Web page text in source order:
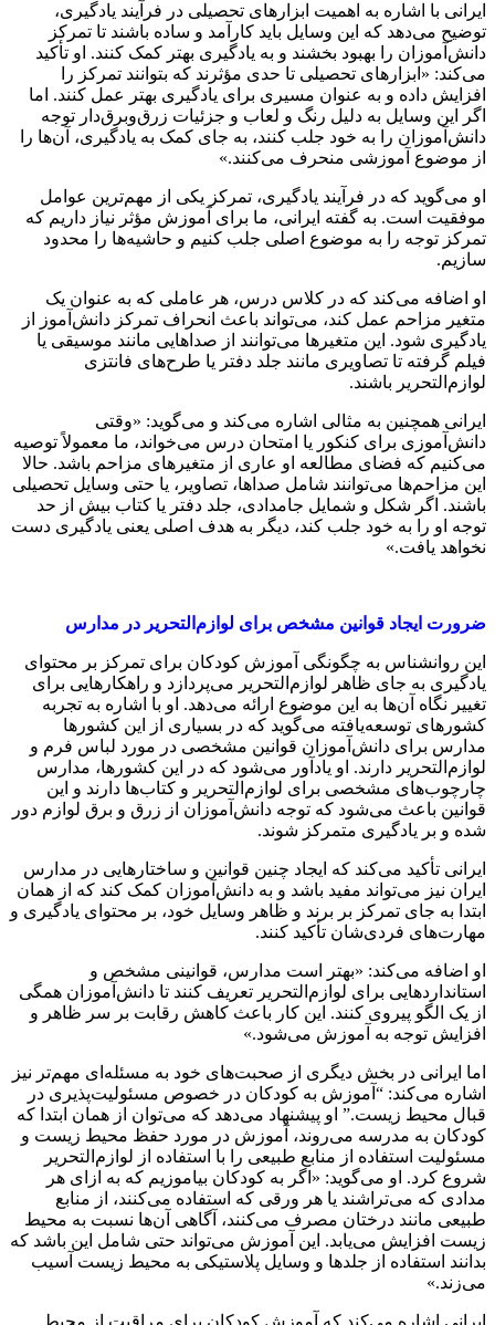
ایرانی با اشاره به اهمیت ابزارهای تحصیلی در فرآیند یادگیری،
توضیح می‌دهد که این وسایل باید کارآمد و ساده باشند تا تمرکز
دانش‌آموزان را بهبود بخشند و به یادگیری بهتر کمک کنند. او تأکید
می‌کند: «ابزارهای تحصیلی تا حدی مؤثرند که بتوانند تمرکز را
افزایش داده و به عنوان مسیری برای یادگیری بهتر عمل کنند. اما
اگر این وسایل به دلیل رنگ و لعاب و جزئیات زرق‌وبرق‌دار توجه
دانش‌آموزان را به خود جلب کنند، به جای کمک به یادگیری، آن‌ها را
از موضوع آموزشی منحرف می‌کنند.»
او می‌گوید که در فرآیند یادگیری، تمرکز یکی از مهم‌ترین عوامل
موفقیت است. به گفته ایرانی، ما برای آموزش مؤثر نیاز داریم که
تمرکز توجه را به موضوع اصلی جلب کنیم و حاشیه‌ها را محدود
سازیم.
او اضافه می‌کند که در کلاس درس، هر عاملی که به عنوان یک
متغیر مزاحم عمل کند، می‌تواند باعث انحراف تمرکز دانش‌آموز از
یادگیری شود. این متغیرها می‌توانند از صداهایی مانند موسیقی یا
فیلم گرفته تا تصاویری مانند جلد دفتر یا طرح‌های فانتزی
لوازم‌التحریر باشند.
ایرانی همچنین به مثالی اشاره می‌کند و می‌گوید: «وقتی
دانش‌آموزی برای کنکور یا امتحان درس می‌خواند، ما معمولاً توصیه
می‌کنیم که فضای مطالعه او عاری از متغیرهای مزاحم باشد. حالا
این مزاحم‌ها می‌توانند شامل صداها، تصاویر، یا حتی وسایل تحصیلی
باشند. اگر شکل و شمایل جامدادی، جلد دفتر یا کتاب بیش از حد
توجه او را به خود جلب کند، دیگر به هدف اصلی یعنی یادگیری دست
نخواهد یافت.»
ضرورت ایجاد قوانین مشخص برای لوازم‌التحریر در مدارس
این روانشناس به چگونگی آموزش کودکان برای تمرکز بر محتوای
یادگیری به جای ظاهر لوازم‌التحریر می‌پردازد و راهکارهایی برای
تغییر نگاه آن‌ها به این موضوع ارائه می‌دهد. او با اشاره به تجربه
کشورهای توسعه‌یافته می‌گوید که در بسیاری از این کشورها
مدارس برای دانش‌آموزان قوانین مشخصی در مورد لباس فرم و
لوازم‌التحریر دارند. او یادآور می‌شود که در این کشورها، مدارس
چارچوب‌های مشخصی برای لوازم‌التحریر و کتاب‌ها دارند و این
قوانین باعث می‌شود که توجه دانش‌آموزان از زرق و برق لوازم دور
شده و بر یادگیری متمرکز شوند.
ایرانی تأکید می‌کند که ایجاد چنین قوانین و ساختارهایی در مدارس
ایران نیز می‌تواند مفید باشد و به دانش‌آموزان کمک کند که از همان
ابتدا به جای تمرکز بر برند و ظاهر وسایل خود، بر محتوای یادگیری و
مهارت‌های فردی‌شان تأکید کنند.
او اضافه می‌کند: «بهتر است مدارس، قوانینی مشخص و
استانداردهایی برای لوازم‌التحریر تعریف کنند تا دانش‌آموزان همگی
از یک الگو پیروی کنند. این کار باعث کاهش رقابت بر سر ظاهر و
افزایش توجه به آموزش می‌شود.»
اما ایرانی در بخش دیگری از صحبت‌های خود به مسئله‌ای مهم‌تر نیز
اشاره می‌کند: “آموزش به کودکان در خصوص مسئولیت‌پذیری در
قبال محیط زیست.” او پیشنهاد می‌دهد که می‌توان از همان ابتدا که
کودکان به مدرسه می‌روند، آموزش در مورد حفظ محیط زیست و
مسئولیت استفاده از منابع طبیعی را با استفاده از لوازم‌التحریر
شروع کرد. او می‌گوید: «اگر به کودکان بیاموزیم که به ازای هر
مدادی که می‌تراشند یا هر ورقی که استفاده می‌کنند، از منابع
طبیعی مانند درختان مصرف می‌کنند، آگاهی آن‌ها نسبت به محیط
زیست افزایش می‌یابد. این آموزش می‌تواند حتی شامل این باشد که
بدانند استفاده از جلدها و وسایل پلاستیکی به محیط زیست آسیب
می‌زند.»